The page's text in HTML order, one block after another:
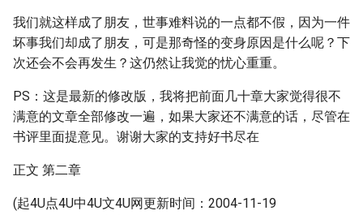
我们就这样成了朋友，世事难料说的一点都不假，因为一件
坏事我们却成了朋友，可是那奇怪的变身原因是什么呢？下
次还会不会再发生？这仍然让我觉的忧心重重。
PS：这是最新的修改版，我将把前面几十章大家觉得很不
满意的文章全部修改一遍，如果大家还不满意的话，尽管在
书评里面提意见。谢谢大家的支持好书尽在
正文 第二章
(起4U点4U中4U文4U网更新时间：2004-11-19